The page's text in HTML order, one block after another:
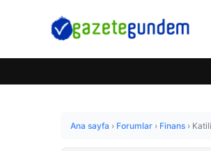
Ana sayfa › Forumlar › Finans ›